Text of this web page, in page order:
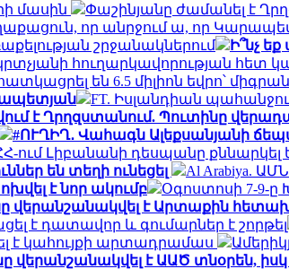
մասին
Փաշինյանը ժամանել է
որ անրջում ա, որ
շրջանակներում
Ի՞նչ
հուղարկավորության հետ
են 6.5 միլիոն եվրո՝
FT. Իսլանդիան
է Ղրղզստանում. Պուտինը
#ՈՒՂԻՂ․ Վահագն Ալեքսանյանի
ում Լիբանանի դեսպանը քննարկել
են տեղի ունեցել
Al Arabiya.
է նոր ակումբ
Օգոստոսի 7-9-
վերանշանակվել է Արտաքին
է դատավոր և գումարներ է շորթել
է կահույքի արտադրամաս
վերանշանակվել է ԱԱԾ տնօրեն,